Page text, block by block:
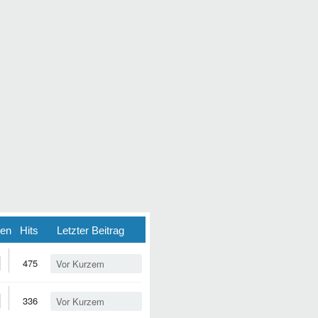
Hits Letzter Beitrag
Vor Kurzem
475
Vor Kurzem
336